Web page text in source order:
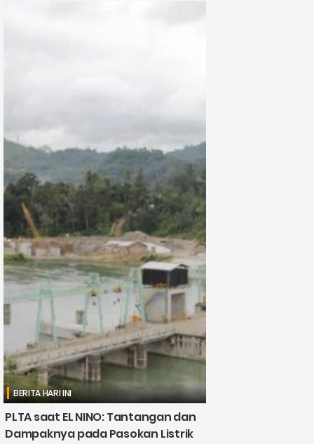
BERITA HARI INI
PLTA saat EL NINO: Tantangan dan
Dampaknya pada Pasokan Listrik